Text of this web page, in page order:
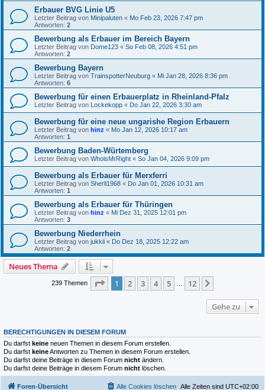
Erbauer BVG Linie U5
Letzter Beitrag von Minipaluten « Mo Feb 23, 2026 7:47 pm
Antworten: 2
Bewerbung als Erbauer im Bereich Bayern
Letzter Beitrag von Dome123 « So Feb 08, 2026 4:51 pm
Antworten: 2
Bewerbung Bayern
Letzter Beitrag von TrainspotterNeuburg « Mi Jan 28, 2026 8:36 pm
Antworten: 6
Bewerbung für einen Erbauerplatz in Rheinland-Pfalz
Letzter Beitrag von Lockekopp « Do Jan 22, 2026 3:30 am
Bewerbung für eine neue ungarishe Region Erbauern
Letzter Beitrag von hinz « Mo Jan 12, 2026 10:17 am
Antworten: 1
Bewerbung Baden-Würtemberg
Letzter Beitrag von WhoisMrRight « So Jan 04, 2026 9:09 pm
Bewerbung als Erbauer für Merxferri
Letzter Beitrag von Sherli1968 « Do Jan 01, 2026 10:31 am
Antworten: 1
Bewerbung als Erbauer für Thüringen
Letzter Beitrag von hinz « Mi Dez 31, 2025 12:01 pm
Antworten: 3
Bewerbung Niederrhein
Letzter Beitrag von jukkii « Do Dez 18, 2025 12:22 am
Antworten: 2
Neues Thema
239 Themen Seite 1von 12
1 2 3 4 5 12
Gehe zu
BERECHTIGUNGEN IN DIESEM FORUM
Du darfst keine neuen Themen in diesem Forum erstellen.
Du darfst keineAntworten zu Themen in diesem Forum erstellen.
Du darfst deine Beiträge in diesem Forum nicht ändern.
Du darfst deine Beiträge in diesem Forum nicht löschen.
Foren-Übersicht Alle Zeiten sind UTC+02:00
Alle Cookies löschen